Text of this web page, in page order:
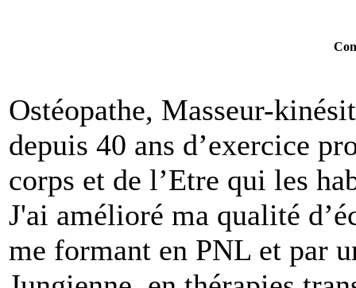
Ostéopathe, Masseur-
depuis 40 ans d’exercice
corps et de l’Etre qui les
J'ai amélioré ma qualité
me formant en PNL et par